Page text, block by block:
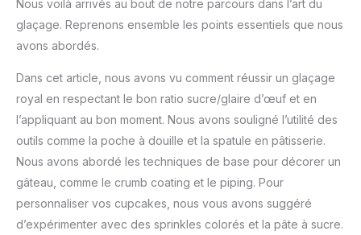
beau présentoir à gâteaux artificiel Options de décoration
la crème au beurre sur ces formes en mousse. Les
différentes tailles de 10, 15, 20 et 25,4 cm permettent une
créativité sans fin, ce qui en fait un excellent ajout à tout kit
d'entraînement Idéal pour toutes les occasions : ces faux
plateaux à gâteau sont parfaits pour les mariages, les
anniversaires et autres célébrations, offrant une superbe
en mousse en une tétine ronde à 4 niveaux pour
correspondre à n'importe quel thème d'événement avec
facilité Ensemble complet de gâteaux : le paquet comprend
quatre tétines rondes en mousse, chaque niveau offrant
ensemble de base en mousse est un élément essentiel de
tout présentoir à gâteaux, compatible avec une variété de
supports à gâteaux et de styles de décoration
Nous voilà arrivés au bout de notre parcours dans l’art du
glaçage. Reprenons ensemble les points essentiels que nous
avons abordés.
Dans cet article, nous avons vu comment réussir un glaçage
royal en respectant le bon ratio sucre/glaire d’œuf et en
l’appliquant au bon moment. Nous avons souligné l’utilité des
outils comme la poche à douille et la spatule en pâtisserie.
Nous avons abordé les techniques de base pour décorer un
gâteau, comme le crumb coating et le piping. Pour
personnaliser vos cupcakes, nous vous avons suggéré
d’expérimenter avec des sprinkles colorés et la pâte à sucre.